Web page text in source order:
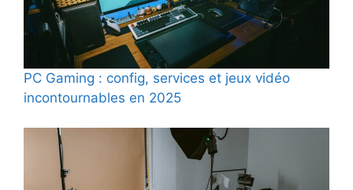
PC Gaming : config, services et jeux vidéo
incontournables en 2025